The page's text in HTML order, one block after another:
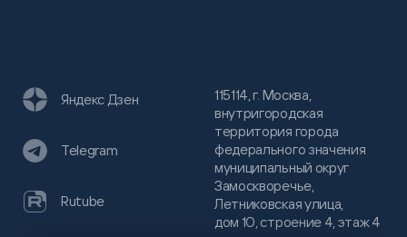
115114, г. Москва,
внутригородская
территория города
федерального значения
муниципальный округ
Замоскворечье,
Летниковская улица,
дом 10, строение 4, этаж 4
Яндекс Дзен
Telegram
Rutube